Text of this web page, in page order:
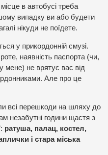
в автобусі треба
випадку ви або будети
нікуди не поїдете.
у прикордонній смузі.
наявність паспорта (чи,
мене) не врятує вас від
Але про це
всі перешкоди на шляху до
незабутні години щастя з
ратуша, палац, костел,
і стара міська